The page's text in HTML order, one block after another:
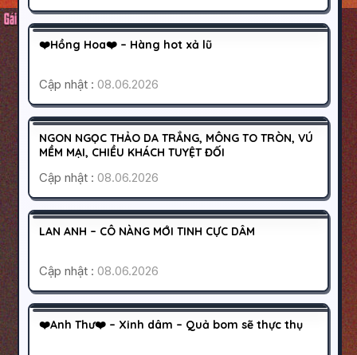
HOẠT ĐỘNG
❤️Hồng Hoa❤️ – Hàng hot xả lũ
Cập nhật :08.06.2026
200K
HOẠT ĐỘNG
NGON NGỌC THẢO DA TRẮNG, MÔNG TO TRÒN, VÚ
MỀM MẠI, CHIỀU KHÁCH TUYỆT ĐỐI
Cập nhật :08.06.2026
HOẠT ĐỘNG
LAN ANH – CÔ NÀNG MỚI TINH CỰC DÂM
Cập nhật :08.06.2026
500K
HOẠT ĐỘNG
❤️Anh Thư❤️ – Xinh dâm – Quả bom sẽ thực thụ